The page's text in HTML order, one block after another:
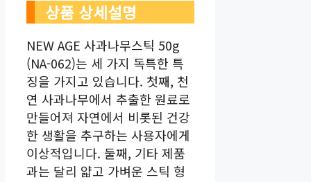
상품 상세설명
NEW AGE 사과나무스틱 50g
(NA-062)는 세 가지 독특한 특
징을 가지고 있습니다. 첫째, 천
연 사과나무에서 추출한 원료로
만들어져 자연에서 비롯된 건강
한 생활을 추구하는 사용자에게
이상적입니다. 둘째, 기타 제품
과는 달리 얇고 가벼운 스틱 형